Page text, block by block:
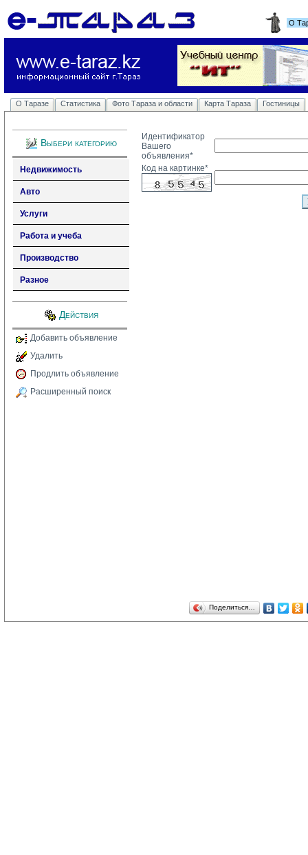
О
О Таразе Статистика Фото Тараза и области Карта Тараза Гостиницы
Выбери категорию
Недвижимость
Авто
Услуги
Работа и учеба
Производство
Разное
Действия
Добавить объявление
Удалить
Продлить объявление
Расширенный поиск
Идентификатор
Вашего
объявления*
Код на картинке*
Поделиться…